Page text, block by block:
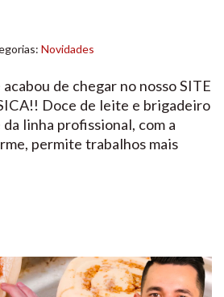
Novidades
de chegar no nosso SITE
Doce de leite e brigadeiro
linha profissional, com a
permite trabalhos mais
pronto para o uso!!! Com
super […]